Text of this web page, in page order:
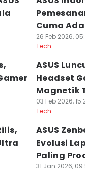
Cuma
26 Feb 2026,
Tech
ASUS
Headset
Magnetik
03 Feb 2026,
Tech
ASUS
Evolusi
Paling
31 Jan 2026,